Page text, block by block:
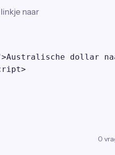
naar
dollar
0